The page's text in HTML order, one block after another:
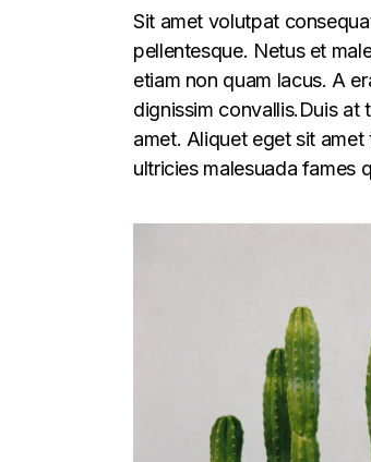
Sit amet volutpat
pellentesque. Netus et
etiam non quam lacus. A
dignissim convallis.Duis at
amet. Aliquet eget sit amet
ultricies malesuada fames